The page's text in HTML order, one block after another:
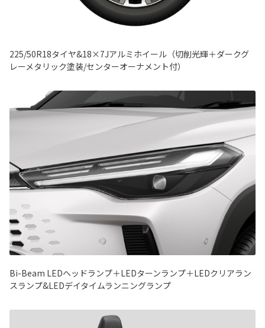
225/50R18タイヤ&18×7Jアルミホイール（切削光輝＋ダークグ
レーメタリック塗装/センターオーナメント付）
Bi-Beam LEDヘッドランプ＋LEDターンランプ＋LEDクリアラン
スランプ&LEDデイタイムランニングランプ